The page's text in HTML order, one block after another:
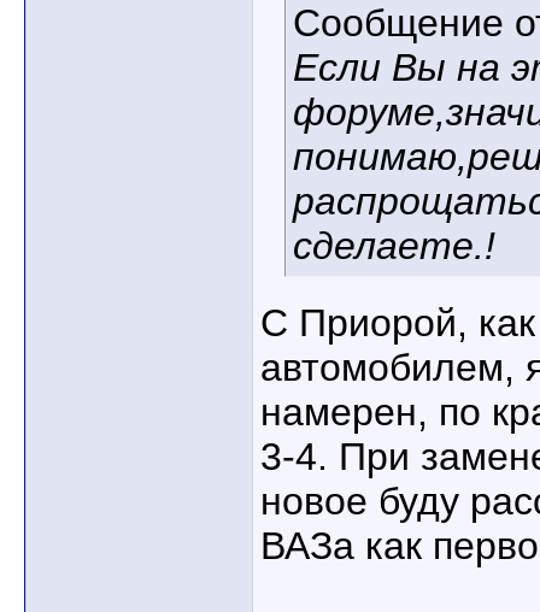
Сообщение
Если Вы на
сделаете.!
С Приорой,
автомобилем,
намерен, по
3-4. При
новое буду
ВАЗа как